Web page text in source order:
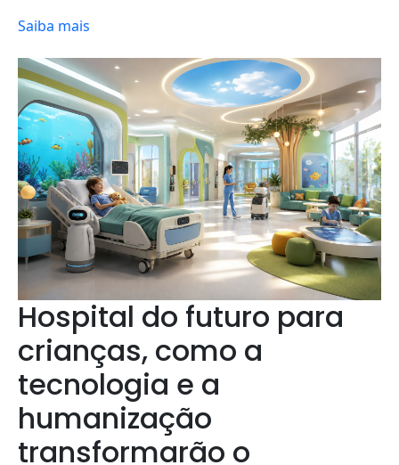
Saiba mais
Hospital do futuro para
crianças, como a
tecnologia e a
humanização
transformarão o